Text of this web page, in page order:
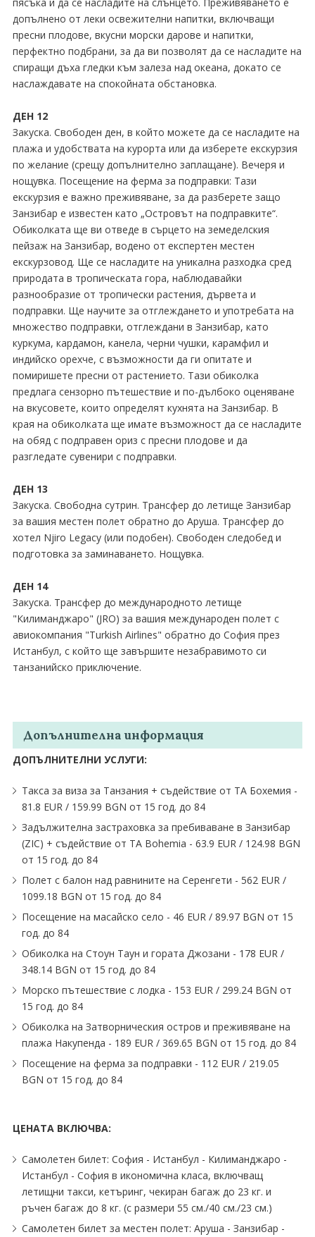
допълнено от леки освежителни напитки, включващи
пресни плодове, вкусни морски дарове и напитки,
перфектно подбрани, за да ви позволят да се насладите на
спиращи дъха гледки към залеза над океана, докато се
наслаждавате на спокойната обстановка.
ДЕН 12
Закуска. Свободен ден, в който можете да се насладите на
плажа и удобствата на курорта или да изберете екскурзия
по желание (срещу допълнително заплащане). Вечеря и
нощувка. Посещение на ферма за подправки: Тази
екскурзия е важно преживяване, за да разберете защо
Занзибар е известен като „Островът на подправките“.
Обиколката ще ви отведе в сърцето на земеделския
пейзаж на Занзибар, водено от експертен местен
екскурзовод. Ще се насладите на уникална разходка сред
природата в тропическата гора, наблюдавайки
разнообразие от тропически растения, дървета и
подправки. Ще научите за отглеждането и употребата на
множество подправки, отглеждани в Занзибар, като
куркума, кардамон, канела, черни чушки, карамфил и
индийско орехче, с възможности да ги опитате и
помиришете пресни от растението. Тази обиколка
предлага сензорно пътешествие и по-дълбоко оценяване
на вкусовете, които определят кухнята на Занзибар. В
края на обиколката ще имате възможност да се насладите
на обяд с подправен ориз с пресни плодове и да
разгледате сувенири с подправки.
ДЕН 13
Закуска. Свободна сутрин. Трансфер до летище Занзибар
за вашия местен полет обратно до Аруша. Трансфер до
хотел Njiro Legacy (или подобен). Свободен следобед и
подготовка за заминаването. Нощувка.
ДЕН 14
Закуска. Трансфер до международното летище
"Килиманджаро" (JRO) за вашия международен полет с
авиокомпания "Turkish Airlines" обратно до София през
Истанбул, с който ще завършите незабравимото си
танзанийско приключение.
Допълнителна информация
ДОПЪЛНИТЕЛНИ УСЛУГИ:
Такса за виза за Танзания + съдействие от ТА Бохемия -
81.8 EUR ∕ 159.99 BGN от 15 год. до 84
Задължителна застраховка за пребиваване в Занзибар
(ZIC) + съдействие от ТА Bohemia - 63.9 EUR ∕ 124.98 BGN
от 15 год. до 84
Полет с балон над равнините на Серенгети - 562 EUR ∕
1099.18 BGN от 15 год. до 84
Посещение на масайско село - 46 EUR ∕ 89.97 BGN от 15
год. до 84
Обиколка на Стоун Таун и гората Джозани - 178 EUR ∕
348.14 BGN от 15 год. до 84
Морско пътешествие с лодка - 153 EUR ∕ 299.24 BGN от
15 год. до 84
Обиколка на Затворническия остров и преживяване на
плажа Накупенда - 189 EUR ∕ 369.65 BGN от 15 год. до 84
Посещение на ферма за подправки - 112 EUR ∕ 219.05
BGN от 15 год. до 84
ЦЕНАТА ВКЛЮЧВА:
Самолетен билет: София - Истанбул - Килиманджаро -
Истанбул - София в икономична класа, включващ
летищни такси, кетъринг, чекиран багаж до 23 кг. и
ръчен багаж до 8 кг. (с размери 55 см.∕40 см.∕23 см.)
Самолетен билет за местен полет: Аруша - Занзибар -